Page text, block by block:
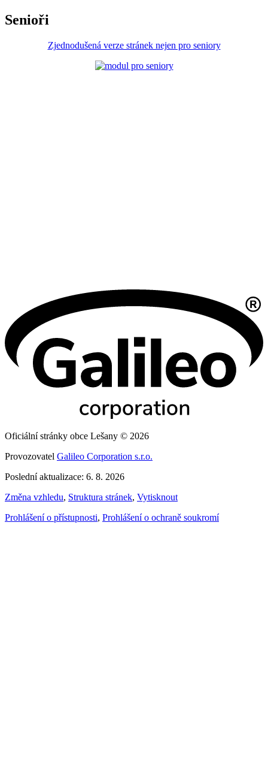
Senioři
Zjednodušená verze stránek nejen pro seniory
Oficiální stránky obce Lešany © 2026
Provozovatel Galileo Corporation s.r.o.
Poslední aktualizace: 6. 8. 2026
Změna vzhledu, Struktura stránek, Vytisknout
Prohlášení o přístupnosti, Prohlášení o ochraně soukromí